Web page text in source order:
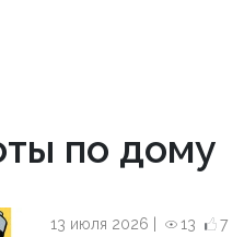
по дому
13 июля 2026 | 13 7